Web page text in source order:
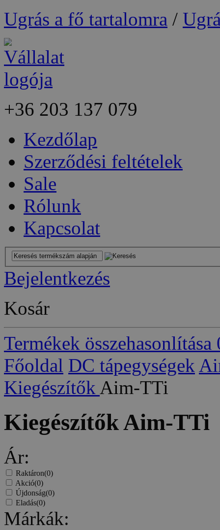
Ugrás a fő tartalomra /
+36 203 137 079
Kezdőlap
Szerződési feltételek
Sale
Rólunk
Kapcsolat
Bejelentkezés
Kosár
Termékek összehasonlítása
Főoldal DC tápegységek
Kiegészítők Aim-TTi
Kiegészítők Aim-TTi
Ár:
Raktáron(0)
Akció(0)
Újdonság(0)
Eladás(0)
Márkák: